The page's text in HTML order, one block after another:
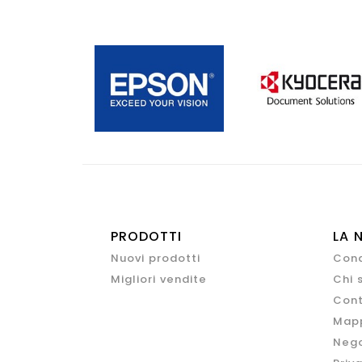
PRODOTTI
Nuovi prodotti
Migliori vendite
LA
Chi